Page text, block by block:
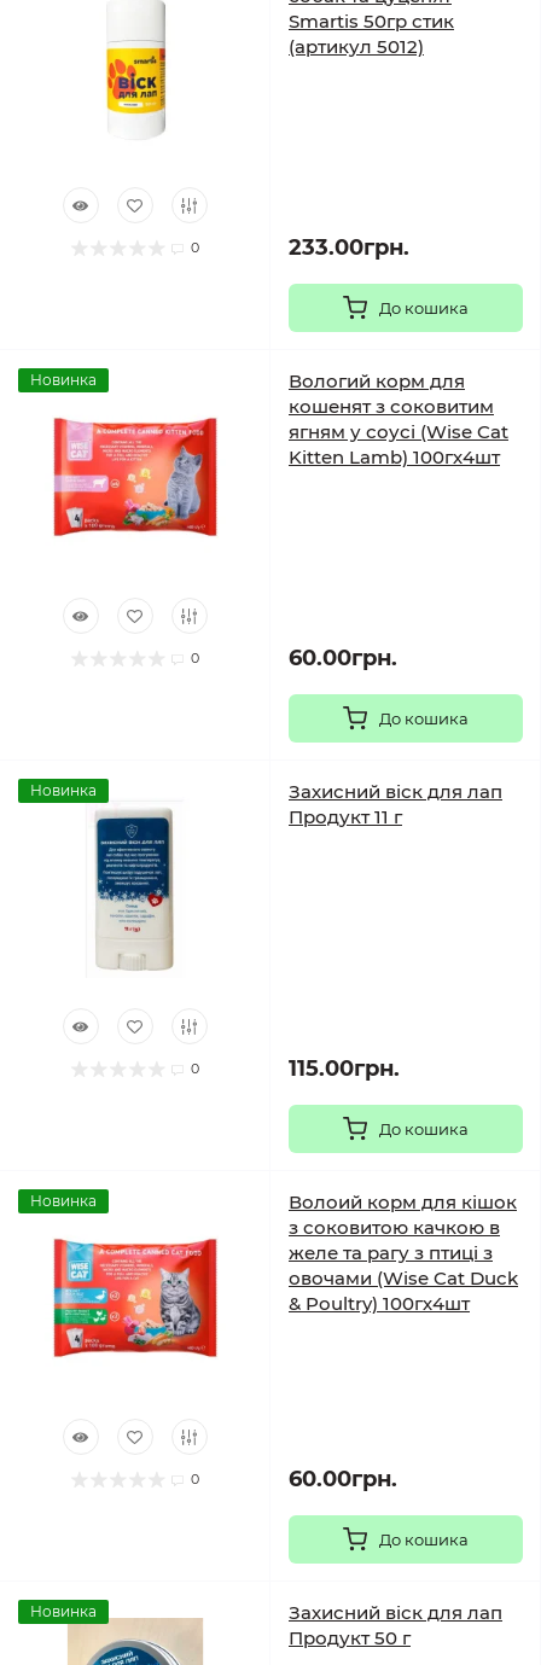
0
Smartis 50гр стик
(артикул 5012)
233.00грн.
До кошика
Новинка
0
Вологий корм для
кошенят з соковитим
ягням у соусі (Wise Cat
Kitten Lamb) 100гх4шт
60.00грн.
До кошика
Новинка
0
Захисний віск для лап
Продукт 11 г
115.00грн.
До кошика
Новинка
0
Волоий корм для кішок
з соковитою качкою в
желе та рагу з птиці з
овочами (Wise Cat Duck
& Poultry) 100гх4шт
60.00грн.
До кошика
Новинка
Захисний віск для лап
Продукт 50 г